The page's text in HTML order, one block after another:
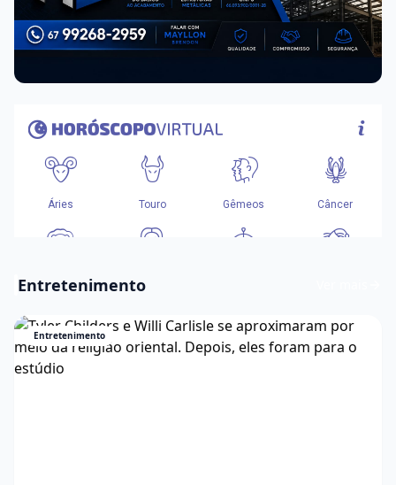
Entretenimento
Entretenimento